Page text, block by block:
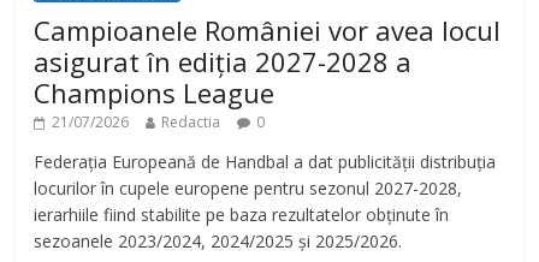
Campioanele României vor avea locul
asigurat în ediția 2027-2028 a
Champions League
21/07/2026 Redactia 0
Federația Europeană de Handbal a dat publicității distribuția
locurilor în cupele europene pentru sezonul 2027-2028,
ierarhiile fiind stabilite pe baza rezultatelor obținute în
sezoanele 2023/2024, 2024/2025 și 2025/2026.